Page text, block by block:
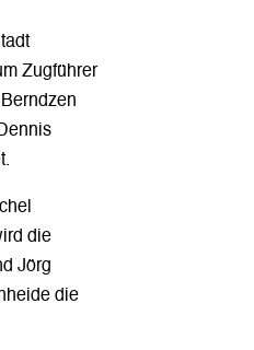
Zugführer
die
Jörg
die